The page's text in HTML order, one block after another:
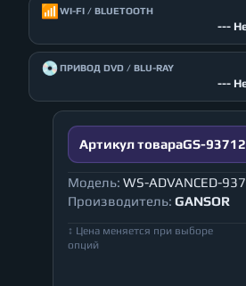
📶 WI-FI / BLUETOOTH
---
💿ПРИВОД DVD / BLU-RAY
---
Артикул товараGS-
Модель: WS-ADVANCED-
Производитель: GANSOR
↕ Цена меняется при выборе
опций